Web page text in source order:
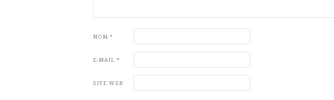
NOM *
E-MAIL *
SITE WEB